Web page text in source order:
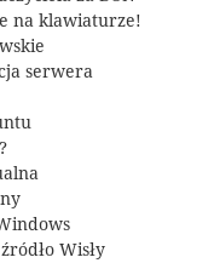
na klawiaturze!
serwera
Wisły